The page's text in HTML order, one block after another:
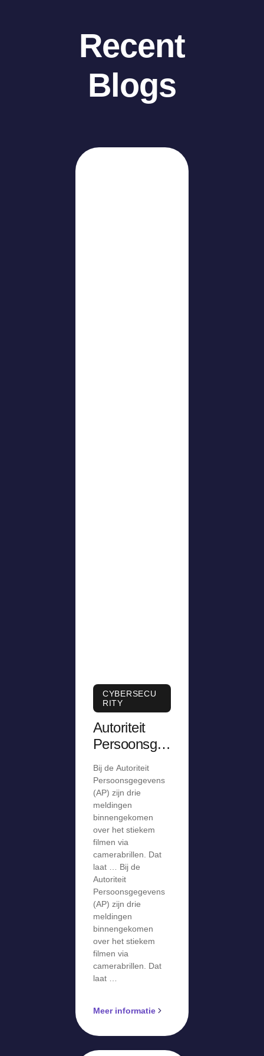
Recent
Blogs
CYBERSECU
RITY
Autoriteit
Persoonsge
meldingen
over stiekem
filmen via
camerabril
Bij de Autoriteit
Persoonsgegevens
(AP) zijn drie
meldingen
binnengekomen
over het stiekem
filmen via
camerabrillen. Dat
laat … Bij de
Autoriteit
Persoonsgegevens
(AP) zijn drie
meldingen
binnengekomen
over het stiekem
filmen via
camerabrillen. Dat
laat …
Meer informatie